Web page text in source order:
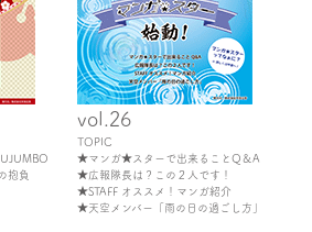
抱負
vol.26
TOPIC
★マンガ★スターで出来ることQ＆A
★広報隊長は？この２人です！
★STAFF オススメ！マンガ紹介
★天空メンバー「雨の日の過ごし方」